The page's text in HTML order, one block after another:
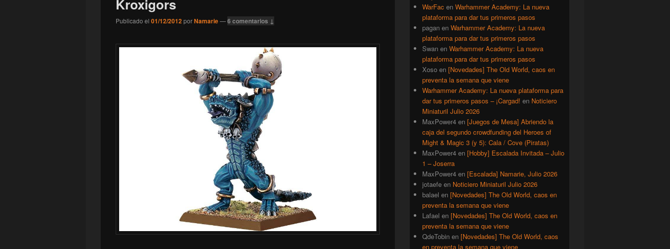
Kroxigors
Publicado el 01/12/2012porNamarie—6 comentarios ↓
WarFac en Warhammer Academy: La nueva
plataforma para dar tus primeros pasos
pagan en Warhammer Academy: La nueva
plataforma para dar tus primeros pasos
Swan en Warhammer Academy: La nueva
plataforma para dar tus primeros pasos
Xoso en [Novedades] The Old World, caos en
preventa la semana que viene
Warhammer Academy: La nueva plataforma para
dar tus primeros pasos – ¡Cargad! en Noticiero
Miniaturil Julio 2026
MaxPower4 en [Juegos de Mesa] Abriendo la
caja del segundo crowdfunding del Heroes of
Might & Magic 3 (y 5): Cala / Cove (Piratas)
MaxPower4 en [Hobby] Escalada Invitada – Julio
1 – Joserra
MaxPower4 en [Escalada] Namarie, Julio 2026
jotaefe en Noticiero Miniaturil Julio 2026
balael en [Novedades] The Old World, caos en
preventa la semana que viene
Lafael en [Novedades] The Old World, caos en
preventa la semana que viene
QdeTobin en [Novedades] The Old World, caos
en preventa la semana que viene